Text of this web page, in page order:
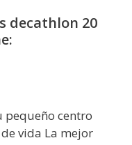
decathlon 20
pequeño centro
vida La mejor